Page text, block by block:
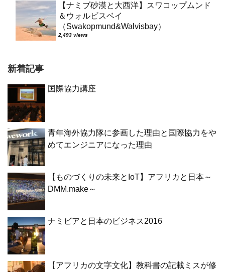
【ナミブ砂漠と大西洋】スワコップムンド
＆ウォルビスベイ
（Swakopmund&Walvisbay）
2,493 views
新着記事
国際協力講座
青年海外協力隊に参画した理由と国際協力をや
めてエンジニアになった理由
【ものづくりの未来とIoT】アフリカと日本～
DMM.make～
ナミビアと日本のビジネス2016
【アフリカの文字文化】教科書の記載ミスが修